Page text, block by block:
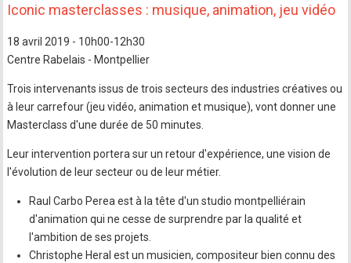
Iconic masterclasses : musique, animation, jeu vidéo
18 avril 2019 - 10h00-12h30
Centre Rabelais - Montpellier
Trois intervenants issus de trois secteurs des industries créatives ou
à leur carrefour (jeu vidéo, animation et musique), vont donner une
Masterclass d'une durée de 50 minutes.
Leur intervention portera sur un retour d'expérience, une vision de
l'évolution de leur secteur ou de leur métier.
Raul Carbo Perea est à la tête d'un studio montpelliérain
d'animation qui ne cesse de surprendre par la qualité et
l'ambition de ses projets.
Christophe Heral est un musicien, compositeur bien connu des